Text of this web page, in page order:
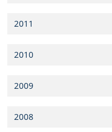
2011
2010
2009
2008